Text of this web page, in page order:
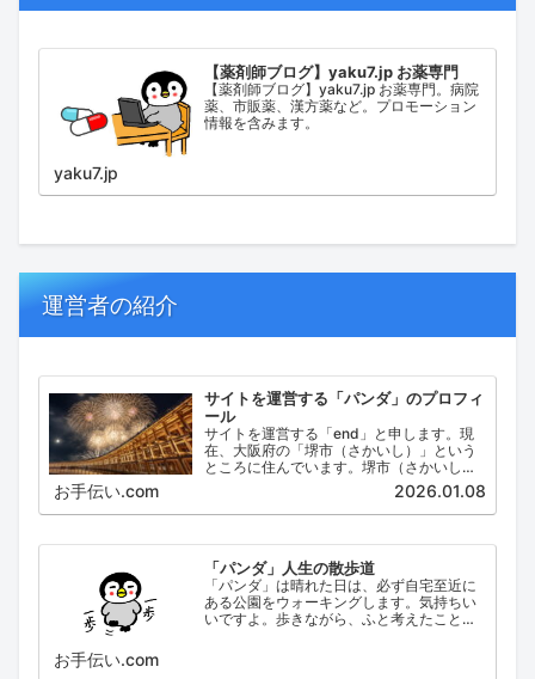
【薬剤師ブログ】yaku7.jp お薬専門
【薬剤師ブログ】yaku7.jp お薬専門。病院
薬、市販薬、漢方薬など。プロモーション
情報を含みます。
yaku7.jp
運営者の紹介
サイトを運営する「パンダ」のプロフィ
ール
サイトを運営する「end」と申します。現
在、大阪府の「堺市（さかいし）」という
ところに住んでいます。堺市（さかいし）
は、大阪府の泉北地域にある政令指定都市
で、府内では大阪市に次いで人口が多い都
市です。
お手伝い.com 2026.01.08
「パンダ」人生の散歩道
「パンダ」は晴れた日は、必ず自宅至近に
ある公園をウォーキングします。気持ちい
いですよ。歩きながら、ふと考えたこと。
お手伝い.com